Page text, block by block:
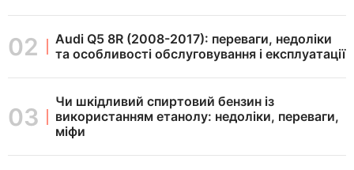
Audi Q5 8R (2008-2017): переваги, недоліки
та особливості обслуговування і експлуатації
Чи шкідливий спиртовий бензин із
використанням етанолу: недоліки, переваги,
міфи